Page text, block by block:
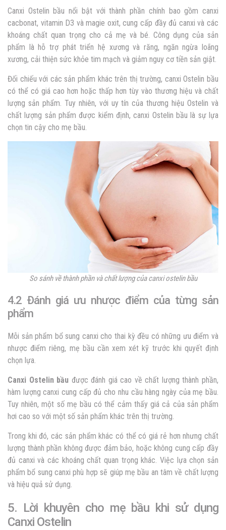
Canxi Ostelin bầu nổi bật với thành phần chính bao gồm canxi
cacbonat, vitamin D3 và magie oxit, cung cấp đầy đủ canxi và các
khoáng chất quan trọng cho cả mẹ và bé. Công dụng của sản
phẩm là hỗ trợ phát triển hệ xương và răng, ngăn ngừa loãng
xương, cải thiện sức khỏe tim mạch và giảm nguy cơ tiền sản giật.
Đối chiếu với các sản phẩm khác trên thị trường, canxi Ostelin bầu
có thể có giá cao hơn hoặc thấp hơn tùy vào thương hiệu và chất
lượng sản phẩm. Tuy nhiên, với uy tín của thương hiệu Ostelin và
chất lượng sản phẩm được kiểm định, canxi Ostelin bầu là sự lựa
chọn tin cậy cho mẹ bầu.
So sánh về thành phần và chất lượng của canxi ostelin bầu
4.2 Đánh giá ưu nhược điểm của từng sản
phẩm
Mỗi sản phẩm bổ sung canxi cho thai kỳ đều có những ưu điểm và
nhược điểm riêng, mẹ bầu cần xem xét kỹ trước khi quyết định
chọn lựa.
Canxi Ostelin bầu được đánh giá cao về chất lượng thành phần,
hàm lượng canxi cung cấp đủ cho nhu cầu hàng ngày của mẹ bầu.
Tuy nhiên, một số mẹ bầu có thể cảm thấy giá cả của sản phẩm
hơi cao so với một số sản phẩm khác trên thị trường.
Trong khi đó, các sản phẩm khác có thể có giá rẻ hơn nhưng chất
lượng thành phần không được đảm bảo, hoặc không cung cấp đầy
đủ canxi và các khoáng chất quan trọng khác. Việc lựa chọn sản
phẩm bổ sung canxi phù hợp sẽ giúp mẹ bầu an tâm về chất lượng
và hiệu quả sử dụng.
5. Lời khuyên cho mẹ bầu khi sử dụng
Canxi Ostelin